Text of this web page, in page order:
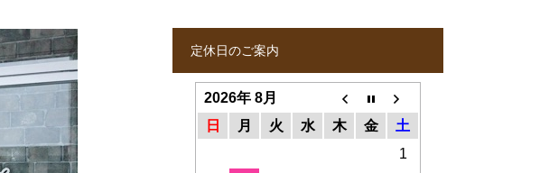
定休日のご案内
2026年 8月
日
月 火 水 木 金
土
1